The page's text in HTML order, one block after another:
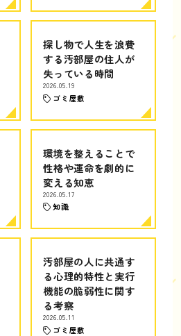
探し物で人生を浪費
する汚部屋の住人が
失っている時間
2026.05.19
ゴミ屋敷
環境を整えることで
性格や運命を劇的に
変える知恵
2026.05.17
知識
汚部屋の人に共通す
る心理的特性と実行
機能の脆弱性に関す
る考察
2026.05.11
ゴミ屋敷